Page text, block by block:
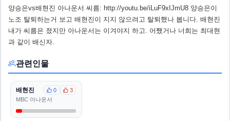
양승은vs배현진 아나운서 씨름: http://youtu.be/iLuF9xIJmU8 양승은이
노조 탈퇴하는거 보고 배현진이 지지 않으려고 탈퇴했나 봅니다. 배현진
내가 씨름은 졌지만 아나운서는 이겨야지 하고. 어쨌거나 너희는 최대현
과 같이 배신자.
관련인물
배현진 0
3
MBC 아나운서